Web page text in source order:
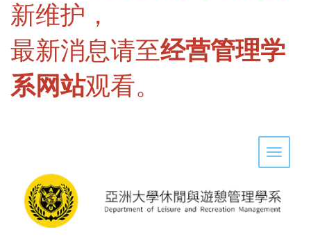
新维护，
最新消息请至经营管理学
系网站观看。
Toggle